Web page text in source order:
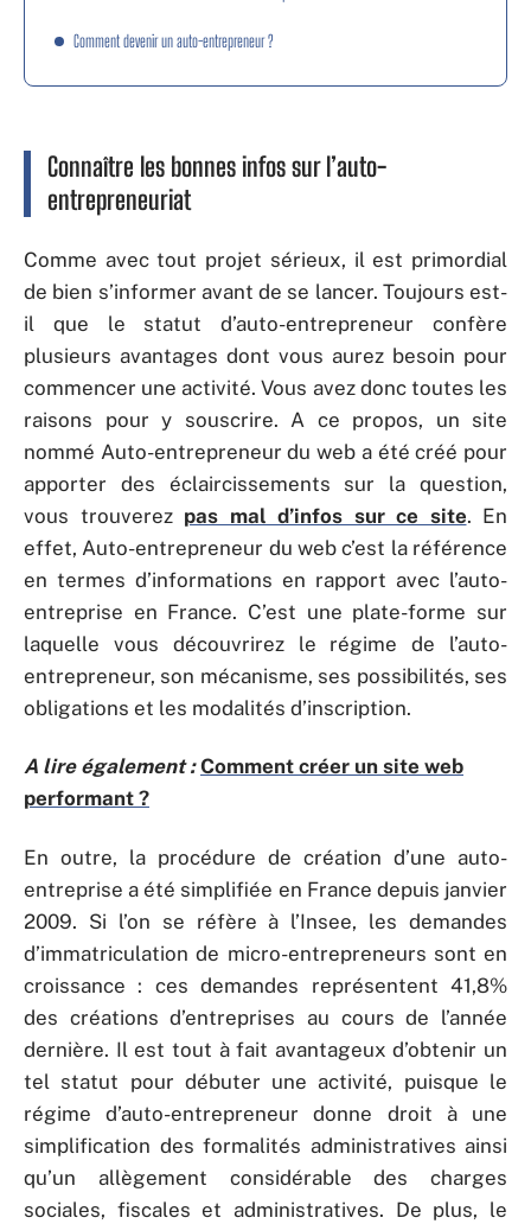
Comment devenir un auto-entrepreneur ?
Connaître les bonnes infos sur l’auto-
entrepreneuriat
Comme avec tout projet sérieux, il est primordial
de bien s’informer avant de se lancer. Toujours est-
il que le statut d’auto-entrepreneur confère
plusieurs avantages dont vous aurez besoin pour
commencer une activité. Vous avez donc toutes les
raisons pour y souscrire. A ce propos, un site
nommé Auto-entrepreneur du web a été créé pour
apporter des éclaircissements sur la question,
vous trouverez pas mal d’infos sur ce site. En
effet, Auto-entrepreneur du web c’est la référence
en termes d’informations en rapport avec l’auto-
entreprise en France. C’est une plate-forme sur
laquelle vous découvrirez le régime de l’auto-
entrepreneur, son mécanisme, ses possibilités, ses
obligations et les modalités d’inscription.
A lire également : Comment créer un site web
performant ?
En outre, la procédure de création d’une auto-
entreprise a été simplifiée en France depuis janvier
2009. Si l’on se réfère à l’Insee, les demandes
d’immatriculation de micro-entrepreneurs sont en
croissance : ces demandes représentent 41,8%
des créations d’entreprises au cours de l’année
dernière. Il est tout à fait avantageux d’obtenir un
tel statut pour débuter une activité, puisque le
régime d’auto-entrepreneur donne droit à une
simplification des formalités administratives ainsi
qu’un allègement considérable des charges
sociales, fiscales et administratives. De plus, le